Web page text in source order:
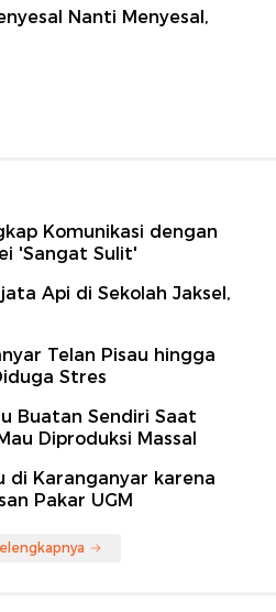
Nanti Menyesal,
Komunikasi dengan
'Sangat Sulit'
Api di Sekolah Jaksel,
Telan Pisau hingga
Stres
Buatan Sendiri Saat
Diproduksi Massal
di Karanganyar karena
Pakar UGM